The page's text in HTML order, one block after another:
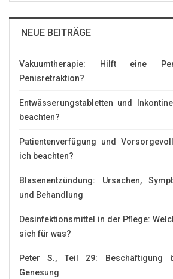
NEUE BEITRÄGE
Vakuumtherapie: Hilft eine
Penisretraktion?
Entwässerungstabletten und
beachten?
Patientenverfügung und
ich beachten?
Blasenentzündung: Ursachen,
und Behandlung
Desinfektionsmittel in der Pflege:
sich für was?
Peter S., Teil 29: Beschäftigung
Genesung